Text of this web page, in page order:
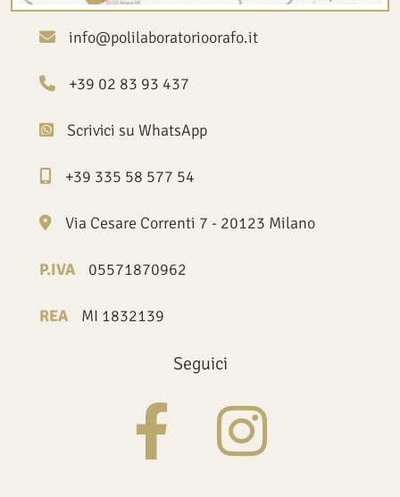
info@polilaboratorioorafo.it
+39 02 83 93 437
Scrivici su WhatsApp
+39 335 58 577 54
Via Cesare Correnti 7 - 20123 Milano
P.IVA 05571870962
REA MI 1832139
Seguici